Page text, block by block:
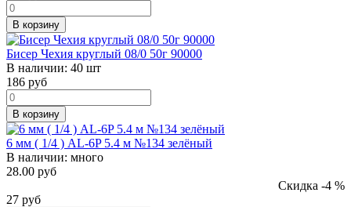
В корзину
Бисер Чехия круглый 08/0 50г 90000
В наличии: 40 шт
186 руб
В корзину
6 мм ( 1/4 ) AL-6P 5.4 м №134 зелёный
В наличии: много
28.00 руб
Скидка -4 %
27 руб